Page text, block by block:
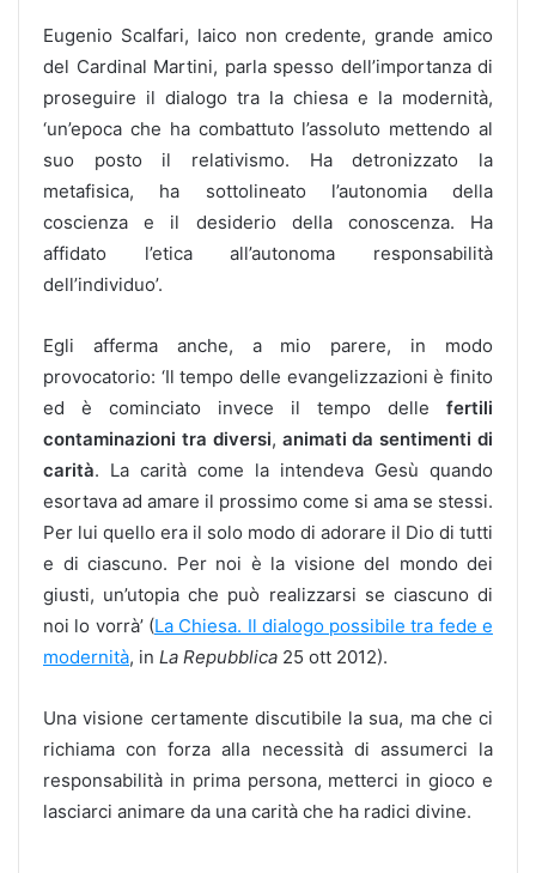
Eugenio Scalfari, laico non credente, grande amico
del Cardinal Martini, parla spesso dell’importanza di
proseguire il dialogo tra la chiesa e la modernità,
‘un’epoca che ha combattuto l’assoluto mettendo al
suo posto il relativismo. Ha detronizzato la
metafisica, ha sottolineato l’autonomia della
coscienza e il desiderio della conoscenza. Ha
affidato l’etica all’autonoma responsabilità
dell’individuo’.
Egli afferma anche, a mio parere, in modo
provocatorio: ‘Il tempo delle evangelizzazioni è finito
ed è cominciato invece il tempo delle fertili
contaminazioni tra diversi, animati da sentimenti di
carità. La carità come la intendeva Gesù quando
esortava ad amare il prossimo come si ama se stessi.
Per lui quello era il solo modo di adorare il Dio di tutti
e di ciascuno. Per noi è la visione del mondo dei
giusti, un’utopia che può realizzarsi se ciascuno di
noi lo vorrà’ (La Chiesa. Il dialogo possibile tra fede e
modernità, in La Repubblica 25 ott 2012).
Una visione certamente discutibile la sua, ma che ci
richiama con forza alla necessità di assumerci la
responsabilità in prima persona, metterci in gioco e
lasciarci animare da una carità che ha radici divine.